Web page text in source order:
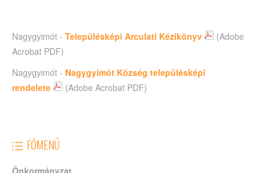
Nagygyimót - Településképi Arculati Kézikönyv
(Adobe
Acrobat PDF)
Nagygyimót - Nagygyimót Község településképi
rendelete
(Adobe Acrobat PDF)
FŐMENÜ
Önkormányzat